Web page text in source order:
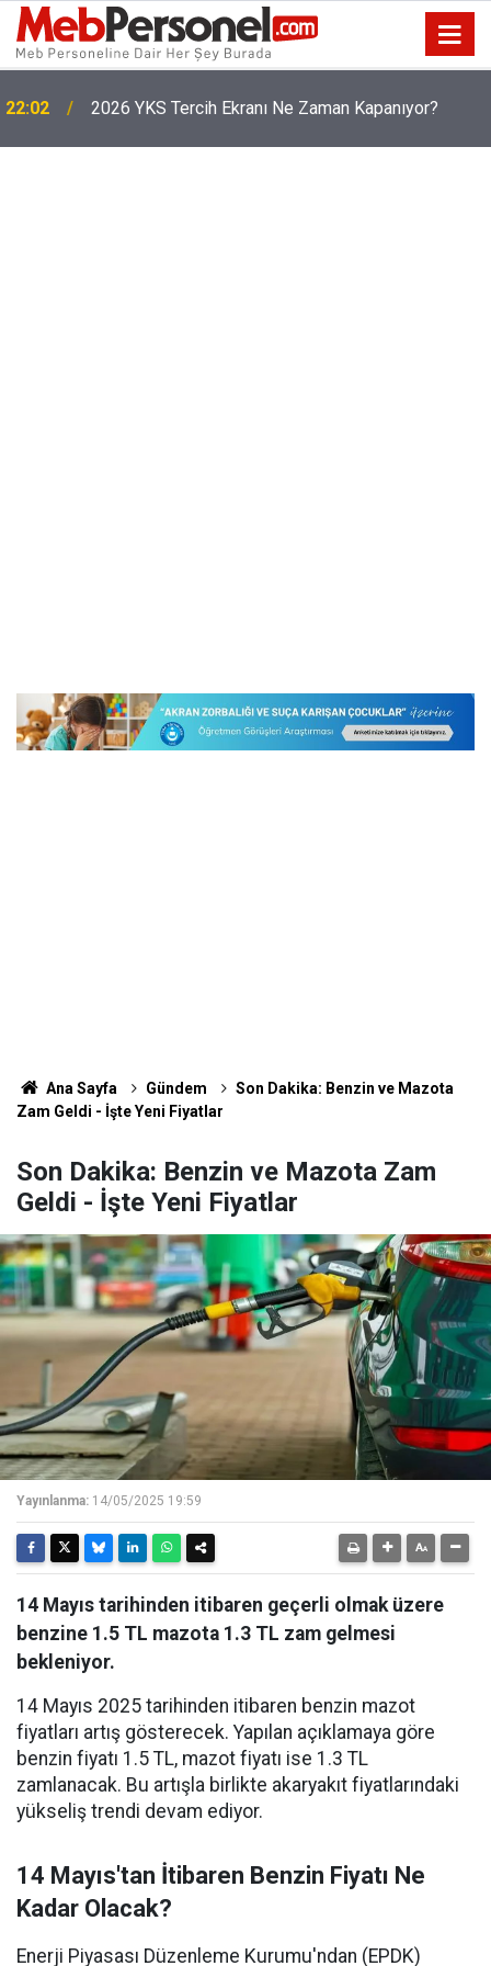
22:02 2026 YKS Tercih Ekranı Ne Zaman Kapanıyor?
Ana Sayfa Gündem
Son Dakika: Benzin ve Mazota
Zam Geldi - İşte Yeni Fiyatlar
Son Dakika: Benzin ve Mazota Zam
Geldi - İşte Yeni Fiyatlar
Yayınlanma: 14/05/2025 19:59
14 Mayıs tarihinden itibaren geçerli olmak üzere
benzine 1.5 TL mazota 1.3 TL zam gelmesi
bekleniyor.
14 Mayıs 2025 tarihinden itibaren benzin mazot
fiyatları artış gösterecek. Yapılan açıklamaya göre
benzin fiyatı 1.5 TL, mazot fiyatı ise 1.3 TL
zamlanacak. Bu artışla birlikte akaryakıt fiyatlarındaki
yükseliş trendi devam ediyor.
14 Mayıs'tan İtibaren Benzin Fiyatı Ne
Kadar Olacak?
Enerji Piyasası Düzenleme Kurumu'ndan (EPDK)